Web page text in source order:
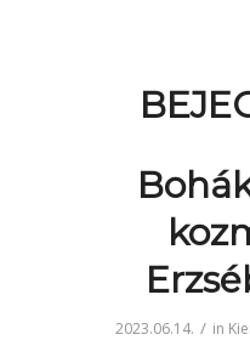
2023.06.14. / in